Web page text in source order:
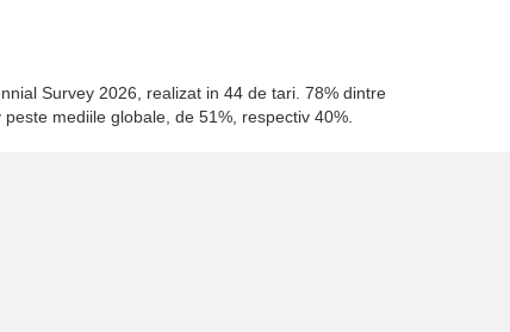
Survey 2026, realizat in 44 de tari. 78% dintre
mediile globale, de 51%, respectiv 40%.